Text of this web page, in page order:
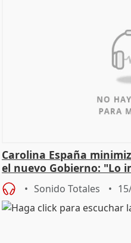
Carolina España
el nuevo Gobierno: "Lo
una leg
Sonido Totales